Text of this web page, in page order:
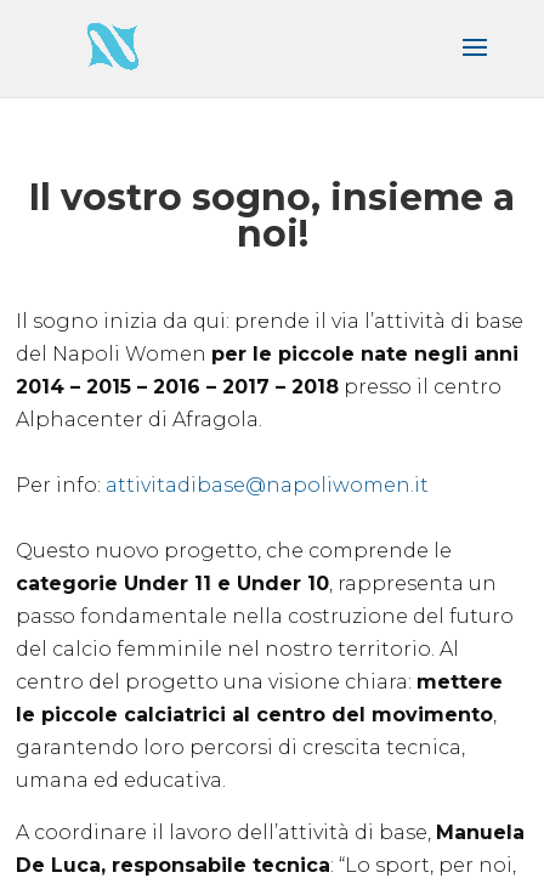
Il vostro sogno, insieme a
noi!
Il sogno inizia da qui: prende il via l’attività di base
del Napoli Women per le piccole nate negli anni
2014 – 2015 – 2016 – 2017 – 2018 presso il centro
Alphacenter di Afragola.
Per info: attivitadibase@napoliwomen.it
Questo nuovo progetto, che comprende le
categorie Under 11 e Under 10, rappresenta un
passo fondamentale nella costruzione del futuro
del calcio femminile nel nostro territorio. Al
centro del progetto una visione chiara: mettere
le piccole calciatrici al centro del movimento,
garantendo loro percorsi di crescita tecnica,
umana ed educativa.
A coordinare il lavoro dell’attività di base, Manuela
De Luca, responsabile tecnica: “Lo sport, per noi,